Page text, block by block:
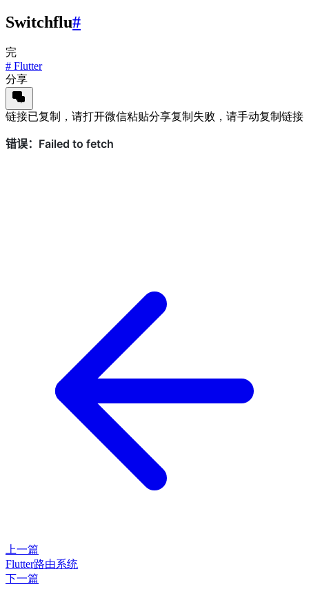
Switchflu#
完
# Flutter
分享
链接已复制，请打开微信粘贴分享复制失败，请手动复制链接
上一篇
Flutter路由系统
下一篇